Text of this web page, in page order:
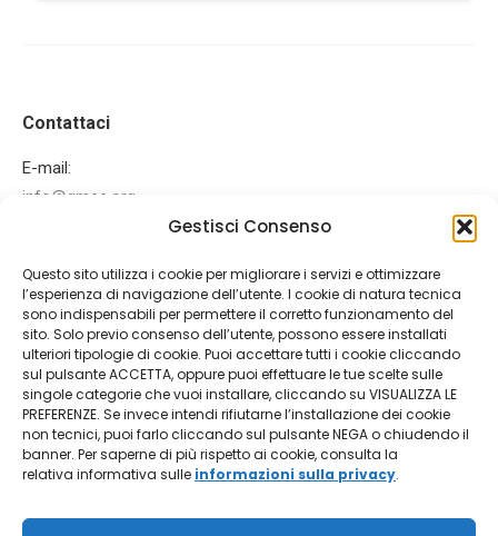
Gestisci Consenso
Questo sito utilizza i cookie per migliorare i servizi e ottimizzare
l’esperienza di navigazione dell’utente. I cookie di natura tecnica
sono indispensabili per permettere il corretto funzionamento del
sito. Solo previo consenso dell’utente, possono essere installati
ulteriori tipologie di cookie. Puoi accettare tutti i cookie cliccando
sul pulsante ACCETTA, oppure puoi effettuare le tue scelte sulle
singole categorie che vuoi installare, cliccando su VISUALIZZA LE
PREFERENZE. Se invece intendi rifiutarne l’installazione dei cookie
non tecnici, puoi farlo cliccando sul pulsante NEGA o chiudendo il
banner. Per saperne di più rispetto ai cookie, consulta la
relativa informativa sulle informazioni sulla privacy.
Contattaci
E-mail:
info@gmee.org
page
opens
in
new
window
page
opens
in
new
window
Ultime News
IEEE MNC 2026
15 Gennaio 2026
AISEM 2026
12 Dicembre 2025
Made with ♥ by Athena srl